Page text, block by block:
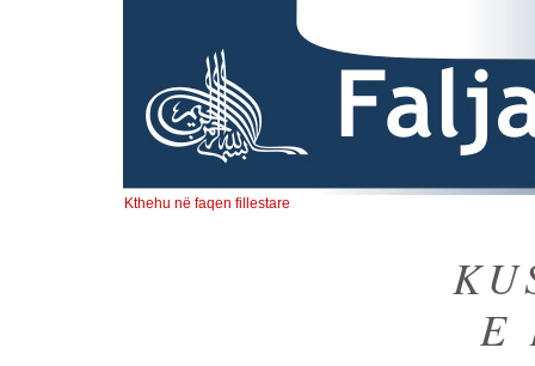
Kthehu në faqen fillestare
E